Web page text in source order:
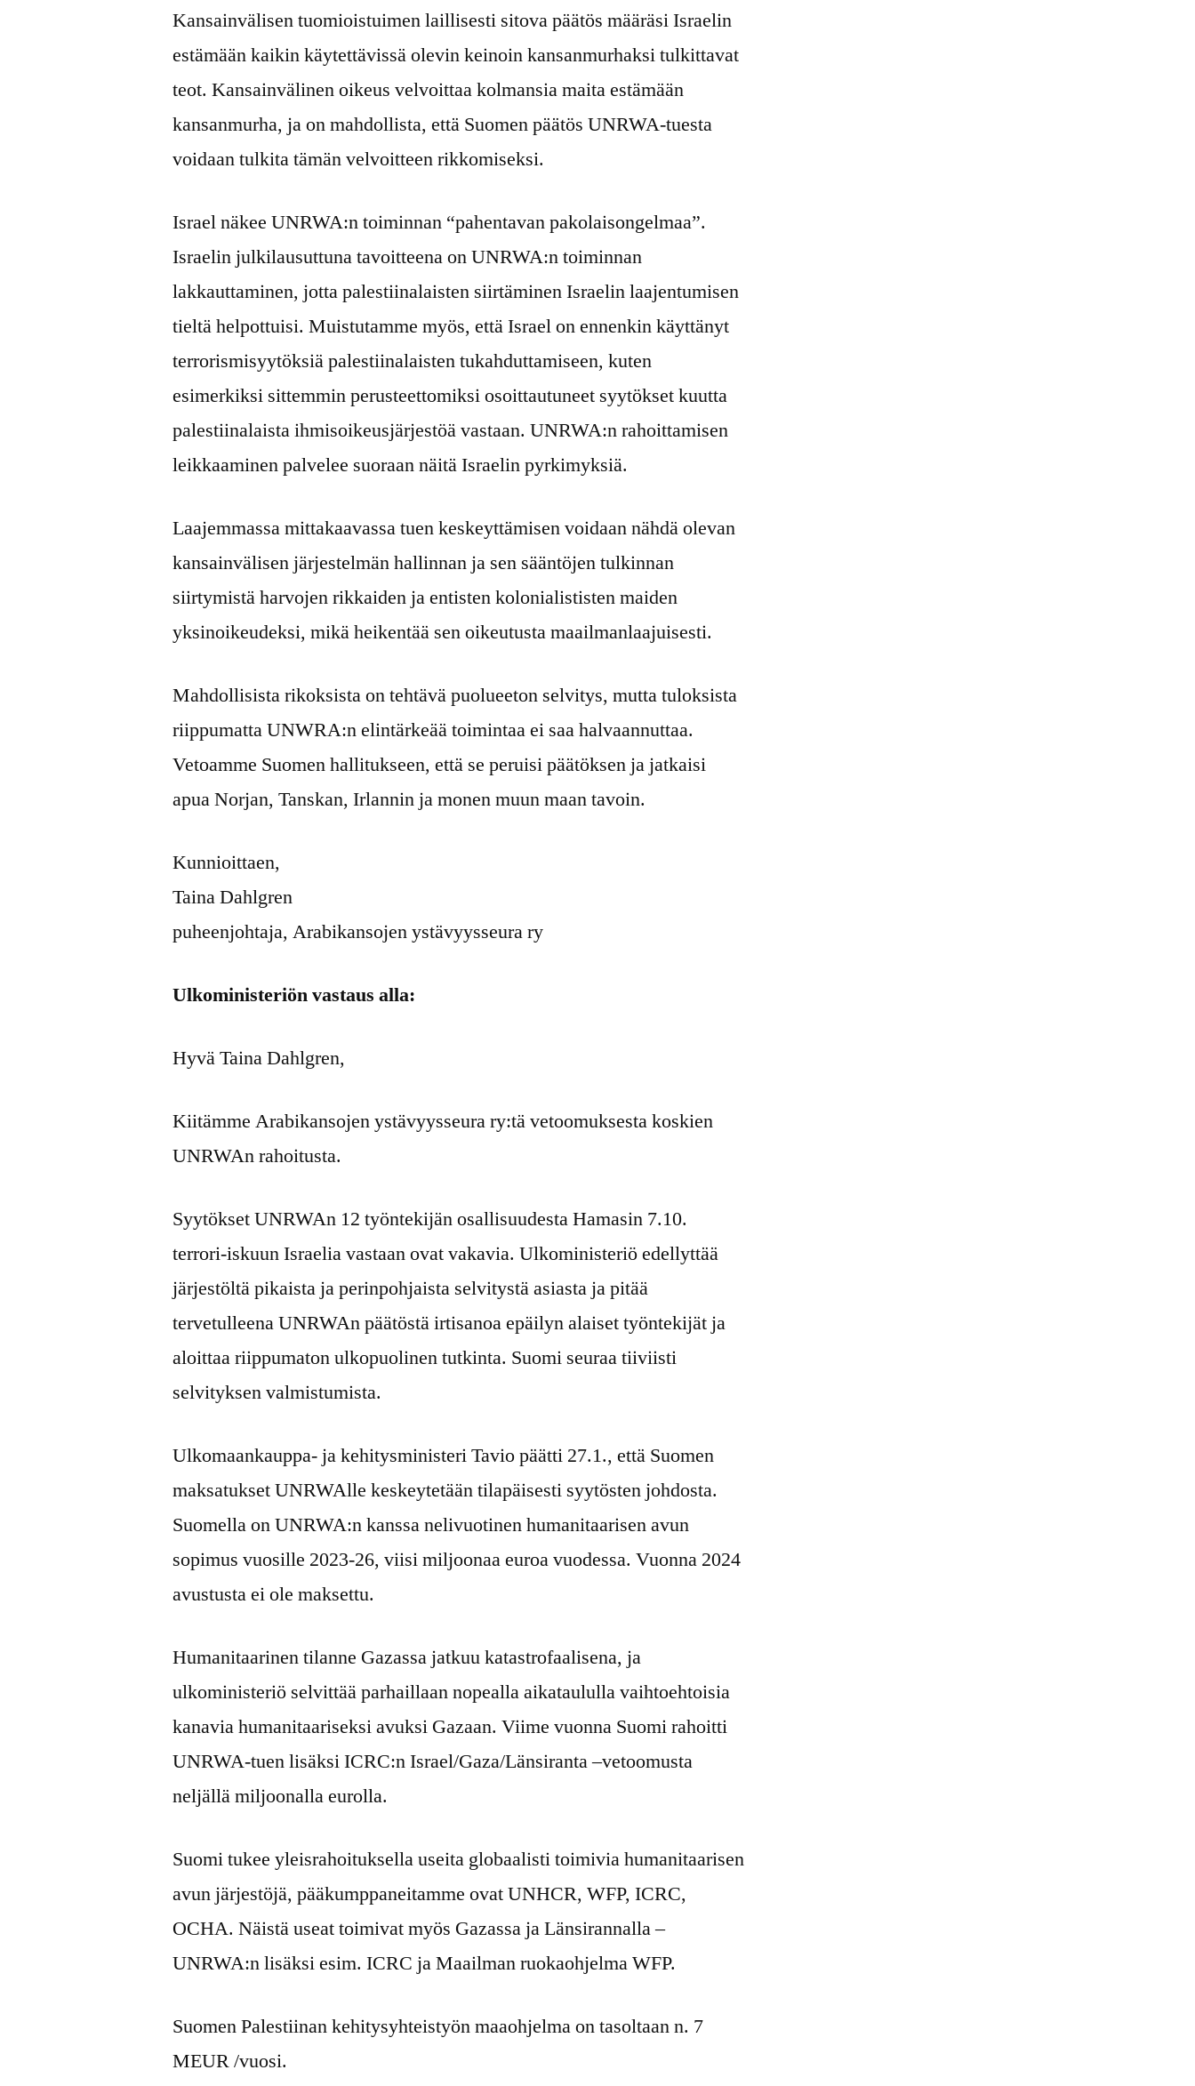
Kansainvälisen tuomioistuimen laillisesti sitova päätös määräsi Israelin
estämään kaikin käytettävissä olevin keinoin kansanmurhaksi tulkittavat
teot. Kansainvälinen oikeus velvoittaa kolmansia maita estämään
kansanmurha, ja on mahdollista, että Suomen päätös UNRWA-tuesta
voidaan tulkita tämän velvoitteen rikkomiseksi.
Israel näkee UNRWA:n toiminnan “pahentavan pakolaisongelmaa”.
Israelin julkilausuttuna tavoitteena on UNRWA:n toiminnan
lakkauttaminen, jotta palestiinalaisten siirtäminen Israelin laajentumisen
tieltä helpottuisi. Muistutamme myös, että Israel on ennenkin käyttänyt
terrorismisyytöksiä palestiinalaisten tukahduttamiseen, kuten
esimerkiksi sittemmin perusteettomiksi osoittautuneet syytökset kuutta
palestiinalaista ihmisoikeusjärjestöä vastaan. UNRWA:n rahoittamisen
leikkaaminen palvelee suoraan näitä Israelin pyrkimyksiä.
Laajemmassa mittakaavassa tuen keskeyttämisen voidaan nähdä olevan
kansainvälisen järjestelmän hallinnan ja sen sääntöjen tulkinnan
siirtymistä harvojen rikkaiden ja entisten kolonialististen maiden
yksinoikeudeksi, mikä heikentää sen oikeutusta maailmanlaajuisesti.
Mahdollisista rikoksista on tehtävä puolueeton selvitys, mutta tuloksista
riippumatta UNWRA:n elintärkeää toimintaa ei saa halvaannuttaa.
Vetoamme Suomen hallitukseen, että se peruisi päätöksen ja jatkaisi
apua Norjan, Tanskan, Irlannin ja monen muun maan tavoin.
Kunnioittaen,
Taina Dahlgren
puheenjohtaja, Arabikansojen ystävyysseura ry
Ulkoministeriön vastaus alla:
Hyvä Taina Dahlgren,
Kiitämme Arabikansojen ystävyysseura ry:tä vetoomuksesta koskien
UNRWAn rahoitusta.
Syytökset UNRWAn 12 työntekijän osallisuudesta Hamasin 7.10.
terrori-iskuun Israelia vastaan ovat vakavia. Ulkoministeriö edellyttää
järjestöltä pikaista ja perinpohjaista selvitystä asiasta ja pitää
tervetulleena UNRWAn päätöstä irtisanoa epäilyn alaiset työntekijät ja
aloittaa riippumaton ulkopuolinen tutkinta. Suomi seuraa tiiviisti
selvityksen valmistumista.
Ulkomaankauppa- ja kehitysministeri Tavio päätti 27.1., että Suomen
maksatukset UNRWAlle keskeytetään tilapäisesti syytösten johdosta.
Suomella on UNRWA:n kanssa nelivuotinen humanitaarisen avun
sopimus vuosille 2023-26, viisi miljoonaa euroa vuodessa. Vuonna 2024
avustusta ei ole maksettu.
Humanitaarinen tilanne Gazassa jatkuu katastrofaalisena, ja
ulkoministeriö selvittää parhaillaan nopealla aikataululla vaihtoehtoisia
kanavia humanitaariseksi avuksi Gazaan. Viime vuonna Suomi rahoitti
UNRWA-tuen lisäksi ICRC:n Israel/Gaza/Länsiranta –vetoomusta
neljällä miljoonalla eurolla.
Suomi tukee yleisrahoituksella useita globaalisti toimivia humanitaarisen
avun järjestöjä, pääkumppaneitamme ovat UNHCR, WFP, ICRC,
OCHA. Näistä useat toimivat myös Gazassa ja Länsirannalla –
UNRWA:n lisäksi esim. ICRC ja Maailman ruokaohjelma WFP.
Suomen Palestiinan kehitysyhteistyön maaohjelma on tasoltaan n. 7
MEUR /vuosi.